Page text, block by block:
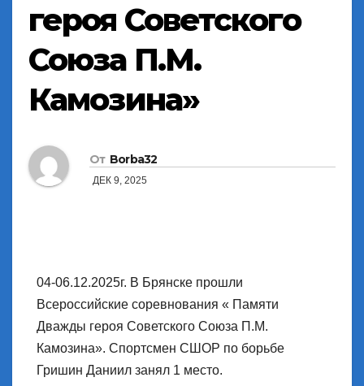
героя Советского
Союза П.М.
Камозина»
От Borba32
ДЕК 9, 2025
04-06.12.2025г. В Брянске прошли
Всероссийские соревнования « Памяти
Дважды героя Советского Союза П.М.
Камозина». Спортсмен СШОР по борьбе
Гришин Даниил занял 1 место.